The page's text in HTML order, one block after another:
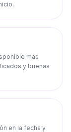
mas
y buenas
en la fecha y